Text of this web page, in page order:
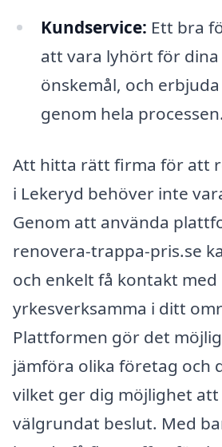
Kundservice: Ett bra
att vara lyhört för dina
önskemål, och
genom hela processen.
Att hitta rätt firma för att
i Lekeryd behöver inte
Genom att använda
renovera-trappa-pris.se
och enkelt få kontakt
yrkesverksamma i ditt
Plattformen gör det
jämföra olika företag och
vilket ger dig möjlighet
välgrundat beslut. Med